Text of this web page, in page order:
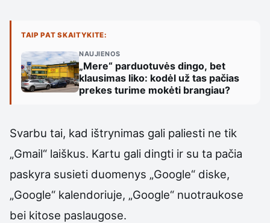
TAIP PAT SKAITYKITE:
NAUJIENOS
„Mere“ parduotuvės dingo, bet
klausimas liko: kodėl už tas pačias
prekes turime mokėti brangiau?
Svarbu tai, kad ištrynimas gali paliesti ne tik
„Gmail“ laiškus. Kartu gali dingti ir su ta pačia
paskyra susieti duomenys „Google“ diske,
„Google“ kalendoriuje, „Google“ nuotraukose
bei kitose paslaugose.